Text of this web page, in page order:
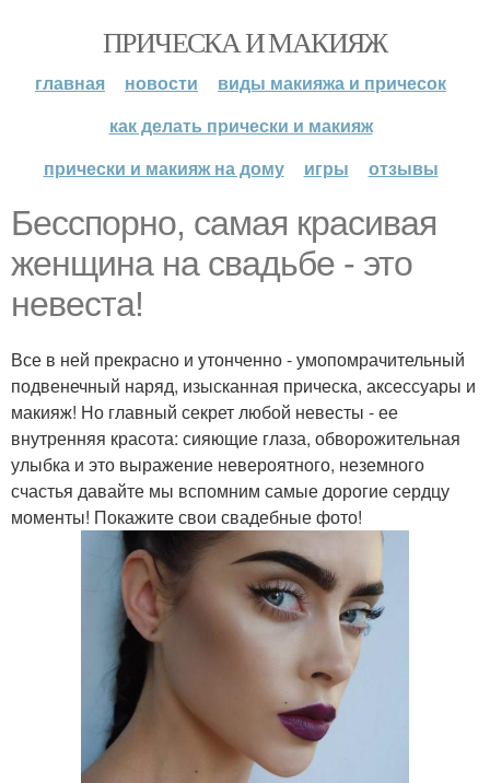
ПРИЧЕСКА И МАКИЯЖ
главная новости
виды макияжа и причесок
как делать прически и макияж
прически и макияж на дому
игры отзывы
Бесспорно, самая красивая
женщина на свадьбе - это
невеста!
Все в ней прекрасно и утонченно - умопомрачительный
подвенечный наряд, изысканная прическа, аксессуары и
макияж! Но главный секрет любой невесты - ее
внутренняя красота: сияющие глаза, обворожительная
улыбка и это выражение невероятного, неземного
счастья давайте мы вспомним самые дорогие сердцу
моменты! Покажите свои свадебные фото!